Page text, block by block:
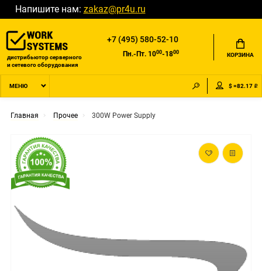
Напишите нам: zakaz@pr4u.ru
дистрибьютор серверного
и сетевого оборудования
+7 (495) 580-52-10
Пн.-Пт. 1000-1800 КОРЗИНА
МЕНЮ $ =82.17 ₽
Главная Прочее 300W Power Supply